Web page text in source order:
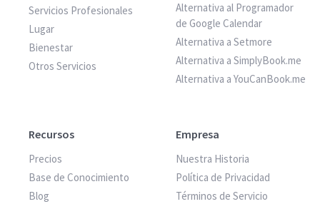
Servicios Profesionales
Lugar
Bienestar
Otros Servicios
Alternativa al Programador
de Google Calendar
Alternativa a Setmore
Alternativa a SimplyBook.me
Alternativa a YouCanBook.me
Recursos
Precios
Base de Conocimiento
Blog
Empresa
Nuestra Historia
Política de Privacidad
Términos de Servicio